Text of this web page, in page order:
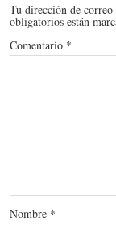
Tu dirección de
obligatorios están
Comentario *
Nombre *